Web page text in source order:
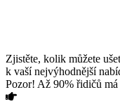
Zjistěte, kolik můžete
k vaší nejvýhodnější
Pozor! Až 90% řidičů